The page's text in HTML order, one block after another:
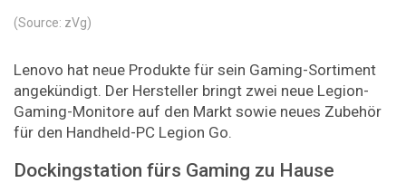
(Source: zVg)
Lenovo hat neue Produkte für sein Gaming-Sortiment
angekündigt. Der Hersteller bringt zwei neue Legion-
Gaming-Monitore auf den Markt sowie neues Zubehör
für den Handheld-PC Legion Go.
Dockingstation fürs Gaming zu Hause